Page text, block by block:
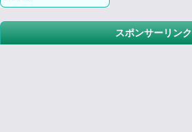
スポンサーリンク